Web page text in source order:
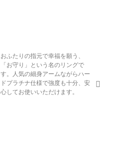
おふたりの指元で幸福を願う、
「お守り」という名のリングで
す。人気の細身アームながらハー
ドプラチナ仕様で強度も十分、安
心してお使いいただけます。